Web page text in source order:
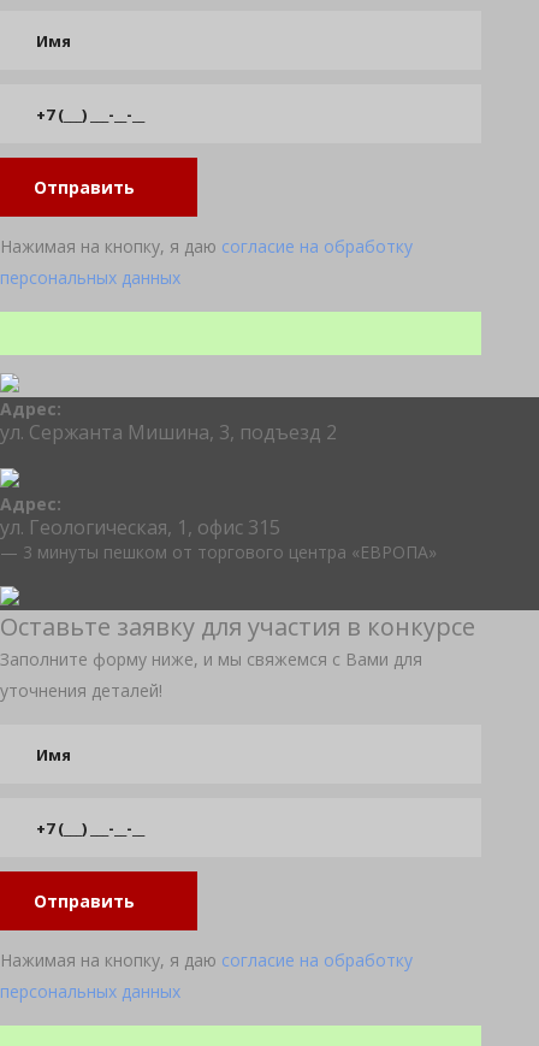
Отправить
Нажимая на кнопку, я даю согласие на обработку
персональных данных
Адрес:
ул. Сержанта Мишина, 3, подъезд 2
Адрес:
ул. Геологическая, 1, офис 315
— 3 минуты пешком от торгового центра «ЕВРОПА»
Оставьте заявку для участия в конкурсе
Заполните форму ниже, и мы свяжемся с Вами для
уточнения деталей!
Отправить
Нажимая на кнопку, я даю согласие на обработку
персональных данных